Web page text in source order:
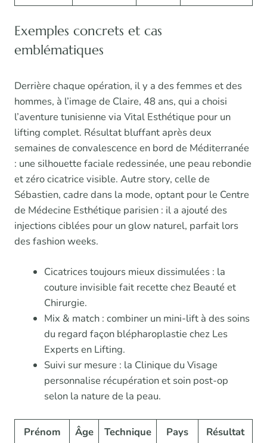
Exemples concrets et cas
emblématiques
Derrière chaque opération, il y a des femmes et des
hommes, à l’image de Claire, 48 ans, qui a choisi
l’aventure tunisienne via Vital Esthétique pour un
lifting complet. Résultat bluffant après deux
semaines de convalescence en bord de Méditerranée
: une silhouette faciale redessinée, une peau rebondie
et zéro cicatrice visible. Autre story, celle de
Sébastien, cadre dans la mode, optant pour le Centre
de Médecine Esthétique parisien : il a ajouté des
injections ciblées pour un glow naturel, parfait lors
des fashion weeks.
Cicatrices toujours mieux dissimulées : la
couture invisible fait recette chez Beauté et
Chirurgie.
Mix & match : combiner un mini-lift à des soins
du regard façon blépharoplastie chez Les
Experts en Lifting.
Suivi sur mesure : la Clinique du Visage
personnalise récupération et soin post-op
selon la nature de la peau.
Prénom Âge Technique Pays Résultat